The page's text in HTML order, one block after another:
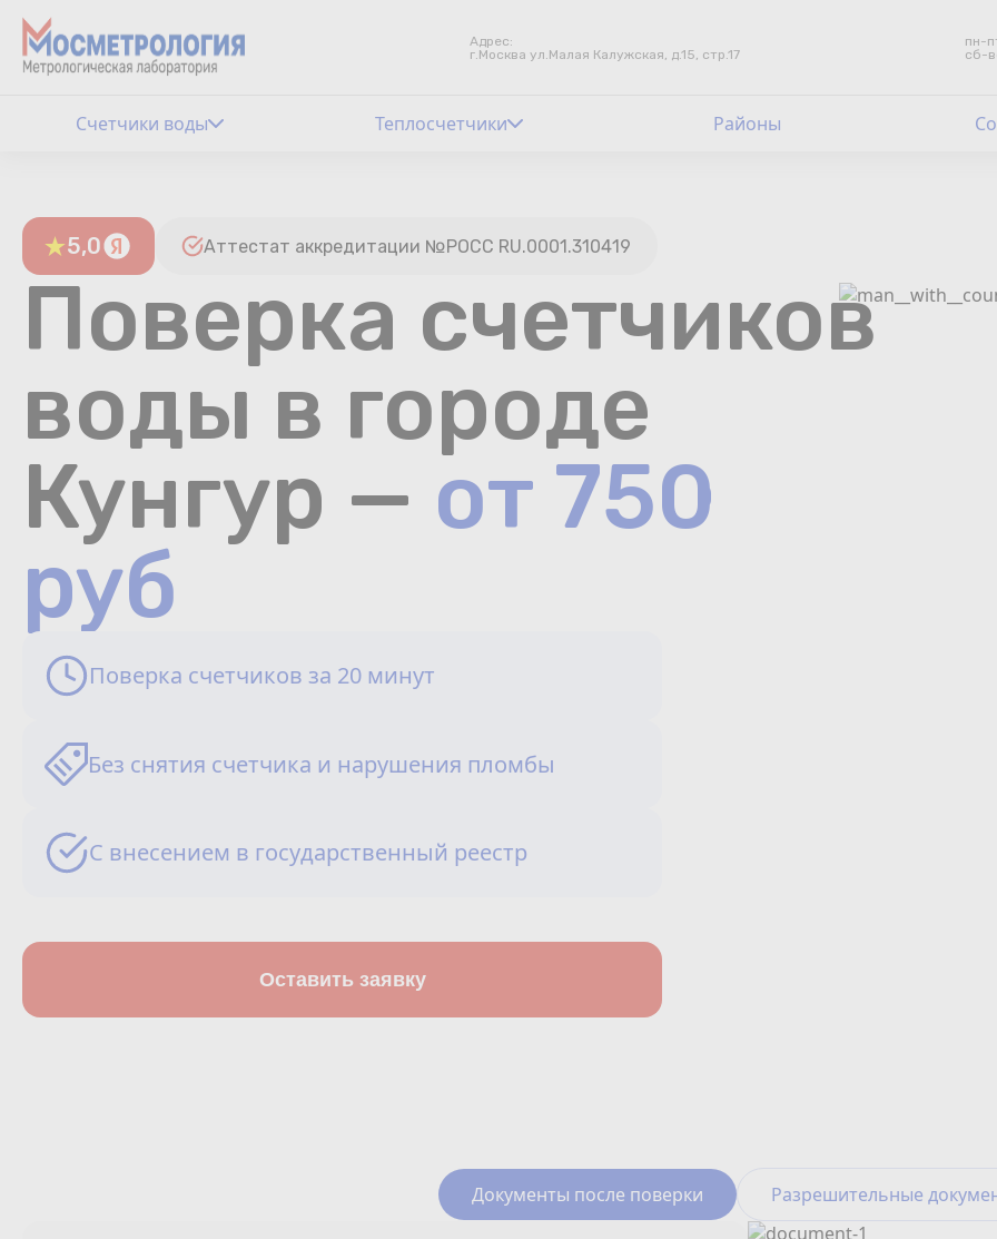
Адрес:
г.Москва ул.Малая Калужская, д.15, стр.17
пн-
сб-
Контакты
Районы
Аршин
Вопрос-ответ
Сотрудничество
Счетчики воды Теплосчетчики Районы
5,0 Аттестат аккредитации №РОСС RU.0001.310419
Поверка счетчиков
воды в городе
Кунгур — от 750
руб
Поверка счетчиков за 20 минут
Без снятия счетчика и нарушения пломбы
С внесением в государственный реестр
Оставить заявку
Документы после поверки Разрешительные